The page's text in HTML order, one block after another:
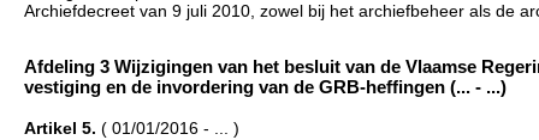
Archiefdecreet van 9 juli 2010, zowel bij het archiefbeheer als de
Afdeling 3 Wijzigingen van het besluit van de Vlaamse
vestiging en de invordering van de GRB-heffingen (... - ...)
Artikel 5. ( 01/01/2016 - ... )